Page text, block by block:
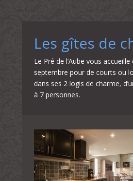
Les gîtes de
Le Pré de l’Aube vous
septembre pour de courts ou
dans ses 2 logis de charme,
à 7 personnes.